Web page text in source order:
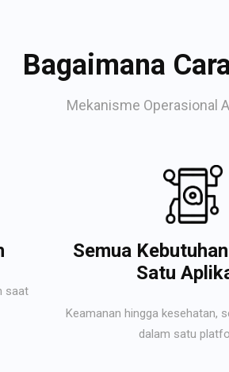
Bagaimana
Mekanisme Operasional
saat
Semua
Satu
Keamanan hingga kesehatan,
dalam satu